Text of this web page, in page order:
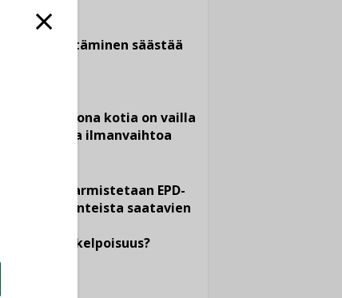
KOLUMNI
Sähköistäminen säästää
Yli miljoona kotia on vailla
toimivaa ilmanvaihtoa
Miten varmistetaan EPD-
dokumenteista saatavien
vertailukelpoisuus?